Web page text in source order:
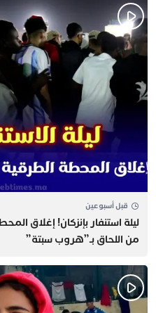
قبل أسبوعين
​ليلة استنفار بإنزكان! إغلاق
من اللحاق بـ”هروب سبتة”